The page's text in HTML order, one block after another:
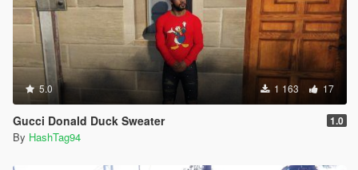
5.0 1 163 17
Gucci Donald Duck Sweater 1.0
By HashTag94